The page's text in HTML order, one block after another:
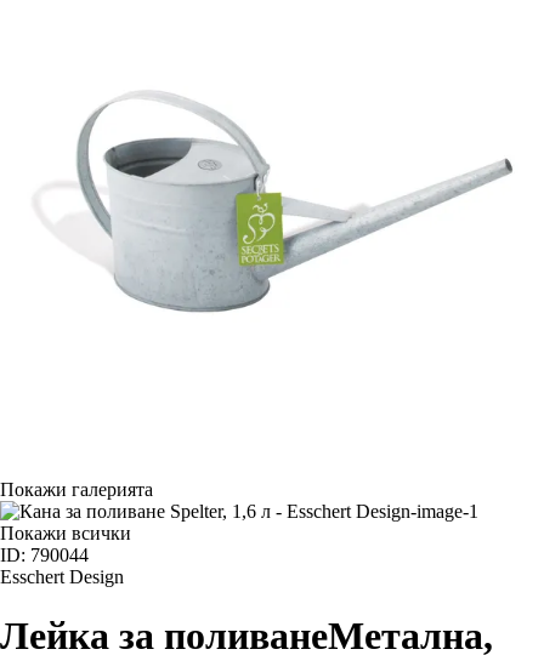
Покажи галерията
Покажи всички
ID: 790044
Esschert Design
Лейка за поливанеМетална,